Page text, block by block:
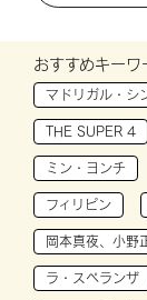
おすすめキーワ
マドリガル・シ
THE SUPER 4
ミン・ヨンチ
フィリピン
岡本真夜、小野
ラ・スペランザ